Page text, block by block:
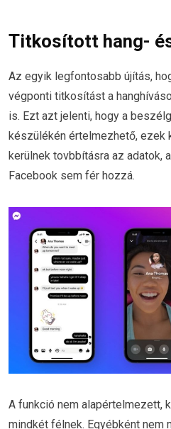
Titkosított hang-
Az egyik legfontosabb újítás,
végponti titkosítást a
is. Ezt azt jelenti, hogy a
készülékén értelmezhető,
kerülnek tovbbításra az adatok,
Facebook sem fér hozzá.
A funkció nem alapértelmezett,
mindkét félnek. Egyébként nem